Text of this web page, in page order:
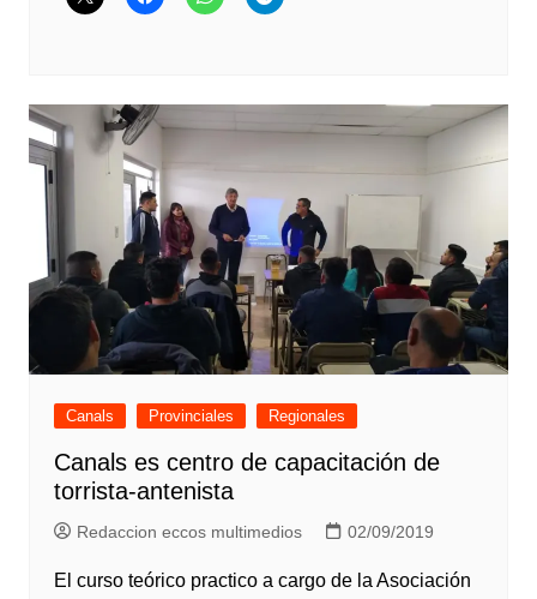
Canals Provinciales Regionales
Canals es centro de capacitación de
torrista-antenista
Redaccion eccos multimedios 02/09/2019
El curso teórico practico a cargo de la Asociación